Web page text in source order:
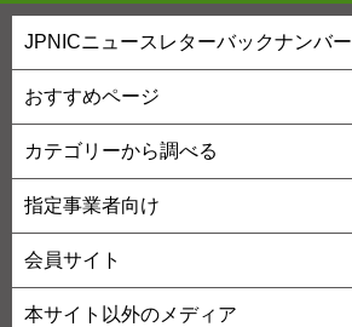
JPNICニュースレターバックナンバー
おすすめページ
カテゴリーから調べる
指定事業者向け
会員サイト
本サイト以外のメディア